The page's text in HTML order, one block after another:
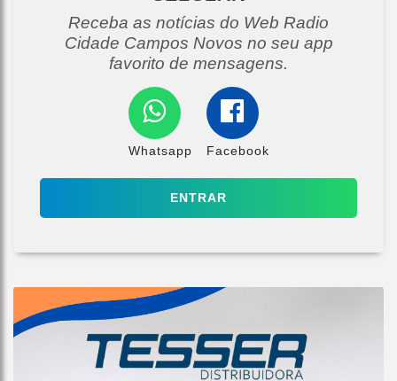
Receba as notícias do Web Radio
Cidade Campos Novos no seu app
favorito de mensagens.
Whatsapp Facebook
ENTRAR